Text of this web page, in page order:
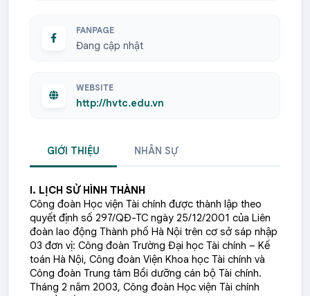
FANPAGE
Đang cập nhật
WEBSITE
http://hvtc.edu.vn
GIỚI THIỆU NHÂN SỰ
I. LỊCH SỬ HÌNH THÀNH
Công đoàn Học viện Tài chính được thành lập theo
quyết định số 297/QĐ-TC ngày 25/12/2001 của Liên
đoàn lao động Thành phố Hà Nội trên cơ sở sáp nhập
03 đơn vị: Công đoàn Trường Đại học Tài chính – Kế
toán Hà Nội, Công đoàn Viện Khoa học Tài chính và
Công đoàn Trung tâm Bồi dưỡng cán bộ Tài chính.
Tháng 2 năm 2003, Công đoàn Học viện Tài chính